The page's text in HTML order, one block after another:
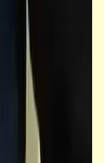
برقية شكر
ومثله الأعلى